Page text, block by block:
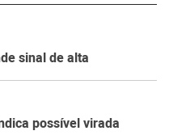
sinal de alta
possível virada